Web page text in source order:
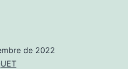
de 2022